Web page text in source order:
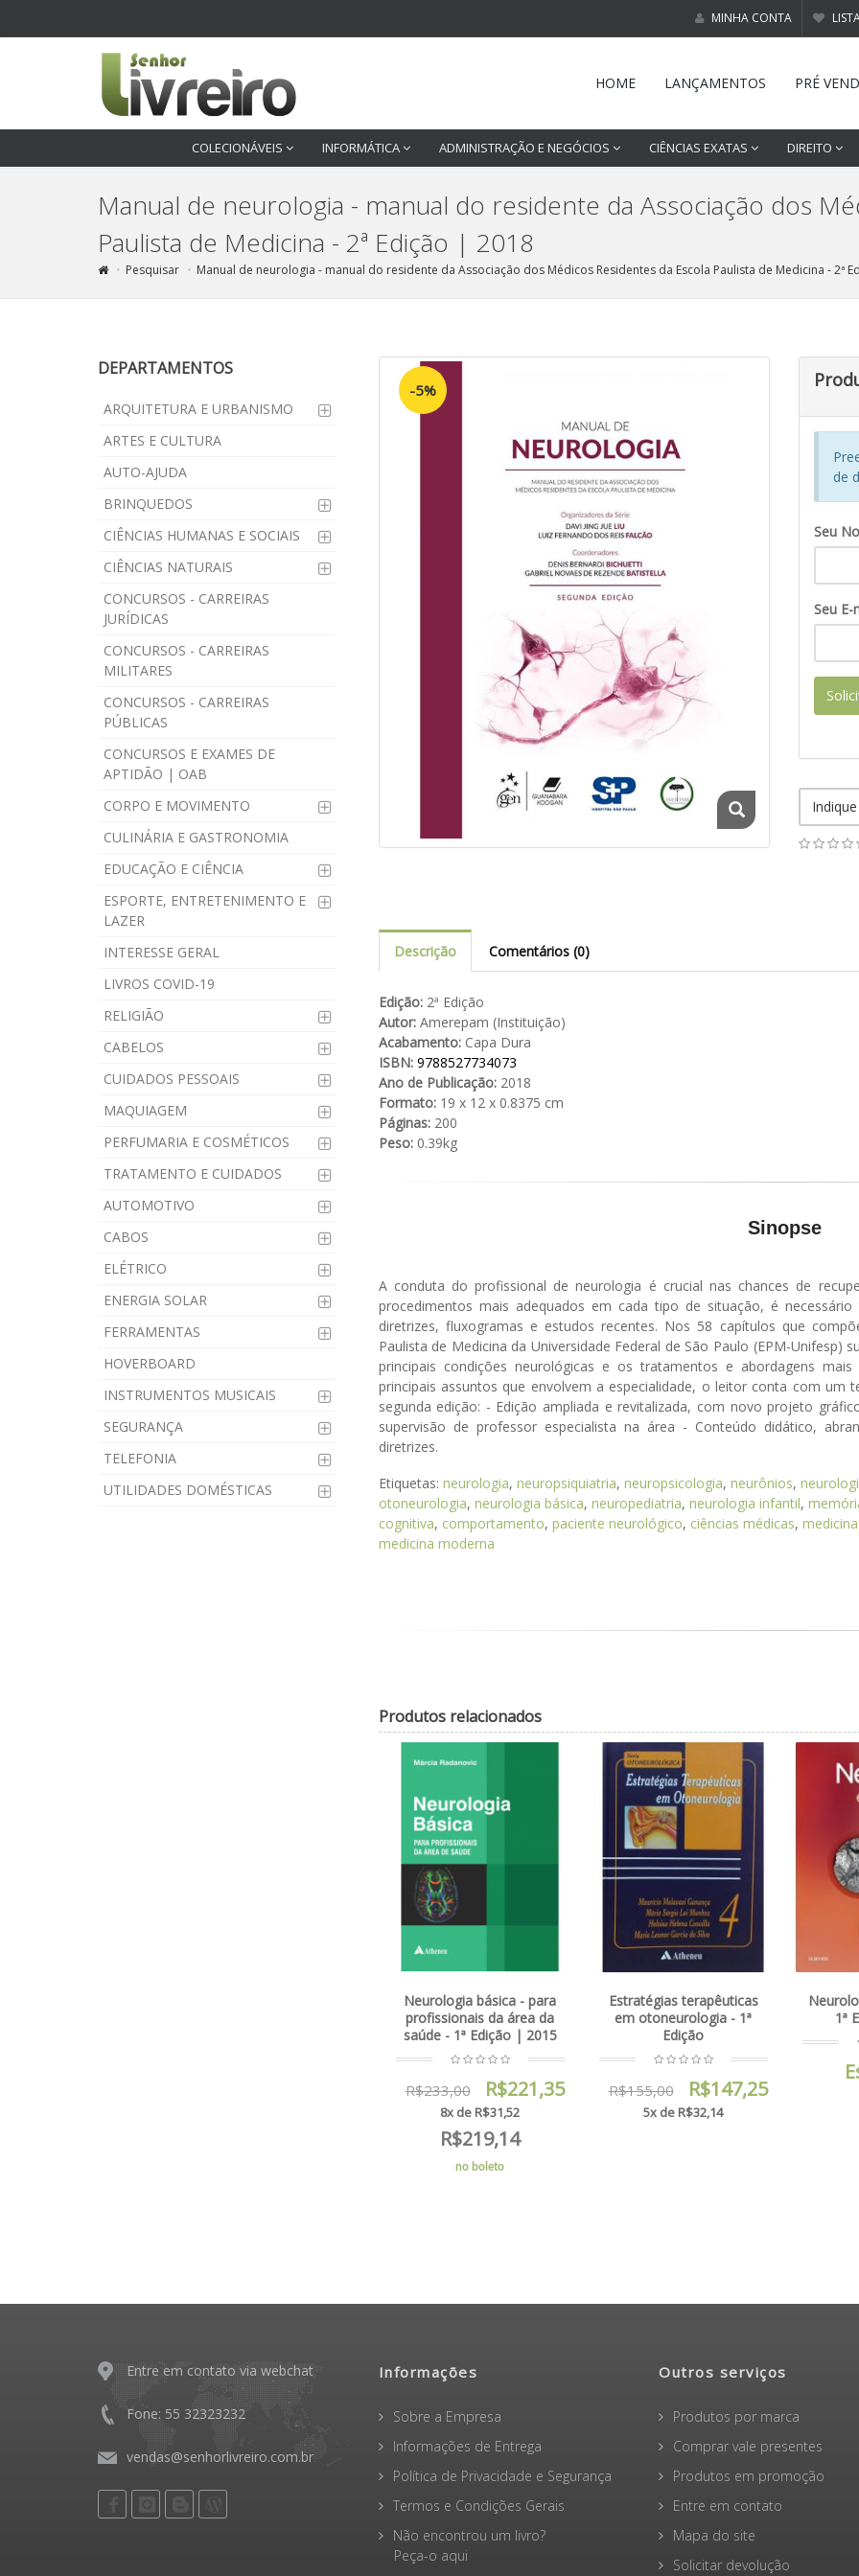
MINHA CONTA
HOME LANÇAMENTOS PRÉ
COLECIONÁVEIS INFORMÁTICA ADMINISTRAÇÃO E NEGÓCIOS CIÊNCIAS EXATAS DIREITO
Manual de neurologia - manual do residente da Associação dos
Paulista de Medicina - 2ª Edição | 2018
Pesquisar Manual de neurologia - manual do residente da Associação dos Médicos Residentes da Escola Paulista de Medicina - 2ª
DEPARTAMENTOS
ARQUITETURA E URBANISMO
ARTES E CULTURA
AUTO-AJUDA
BRINQUEDOS
CIÊNCIAS HUMANAS E SOCIAIS
CIÊNCIAS NATURAIS
CONCURSOS - CARREIRAS
JURÍDICAS
CONCURSOS - CARREIRAS
MILITARES
CONCURSOS - CARREIRAS
PÚBLICAS
CONCURSOS E EXAMES DE
APTIDÃO | OAB
CORPO E MOVIMENTO
CULINÁRIA E GASTRONOMIA
EDUCAÇÃO E CIÊNCIA
ESPORTE, ENTRETENIMENTO E
LAZER
INTERESSE GERAL
LIVROS COVID-19
RELIGIÃO
CABELOS
CUIDADOS PESSOAIS
MAQUIAGEM
PERFUMARIA E COSMÉTICOS
TRATAMENTO E CUIDADOS
AUTOMOTIVO
CABOS
ELÉTRICO
ENERGIA SOLAR
FERRAMENTAS
HOVERBOARD
INSTRUMENTOS MUSICAIS
SEGURANÇA
TELEFONIA
UTILIDADES DOMÉSTICAS
-5%
de
Seu
Seu E-
Descrição Comentários (0)
Edição:2ª Edição
Autor:Amerepam (Instituição)
Acabamento:Capa Dura
ISBN: 9788527734073
Ano de Publicação:2018
Formato:19 x 12 x 0.8375 cm
Páginas:200
Peso:0.39kg
Sinopse
A conduta do profissional de neurologia é crucial nas chances de
procedimentos mais adequados em cada tipo de situação, é
diretrizes, fluxogramas e estudos recentes. Nos 58 capítulos que
Paulista de Medicina da Universidade Federal de São Paulo (EPM-Unifesp)
principais condições neurológicas e os tratamentos e abordagens
principais assuntos que envolvem a especialidade, o leitor conta com um
segunda edição: - Edição ampliada e revitalizada, com novo projeto
supervisão de professor especialista na área - Conteúdo didático,
diretrizes.
Etiquetas: neurologia, neuropsiquiatria, neuropsicologia, neurônios,
otoneurologia, neurologia básica, neuropediatria, neurologia infantil,
cognitiva, comportamento, paciente neurológico, ciências médicas,
medicina moderna
Produtos relacionados
Estratégias terapêuticas
em otoneurologia - 1ª
Edição
R$155,00 R$147,25
5x de R$32,14
Neurologia em imagem -
1ª Edição | 2018
Esgotado
Entre em contato via webchat
Fone: 55 32323232
vendas@senhorlivreiro.com.br
Informações
Sobre a Empresa
Informações de Entrega
Política de Privacidade e Segurança
Termos e Condições Gerais
Não encontrou um livro?
Peça-o aqui
Outros serviços
Produtos por marca
Comprar vale presentes
Produtos em promoção
Entre em contato
Mapa do site
Solicitar devolução